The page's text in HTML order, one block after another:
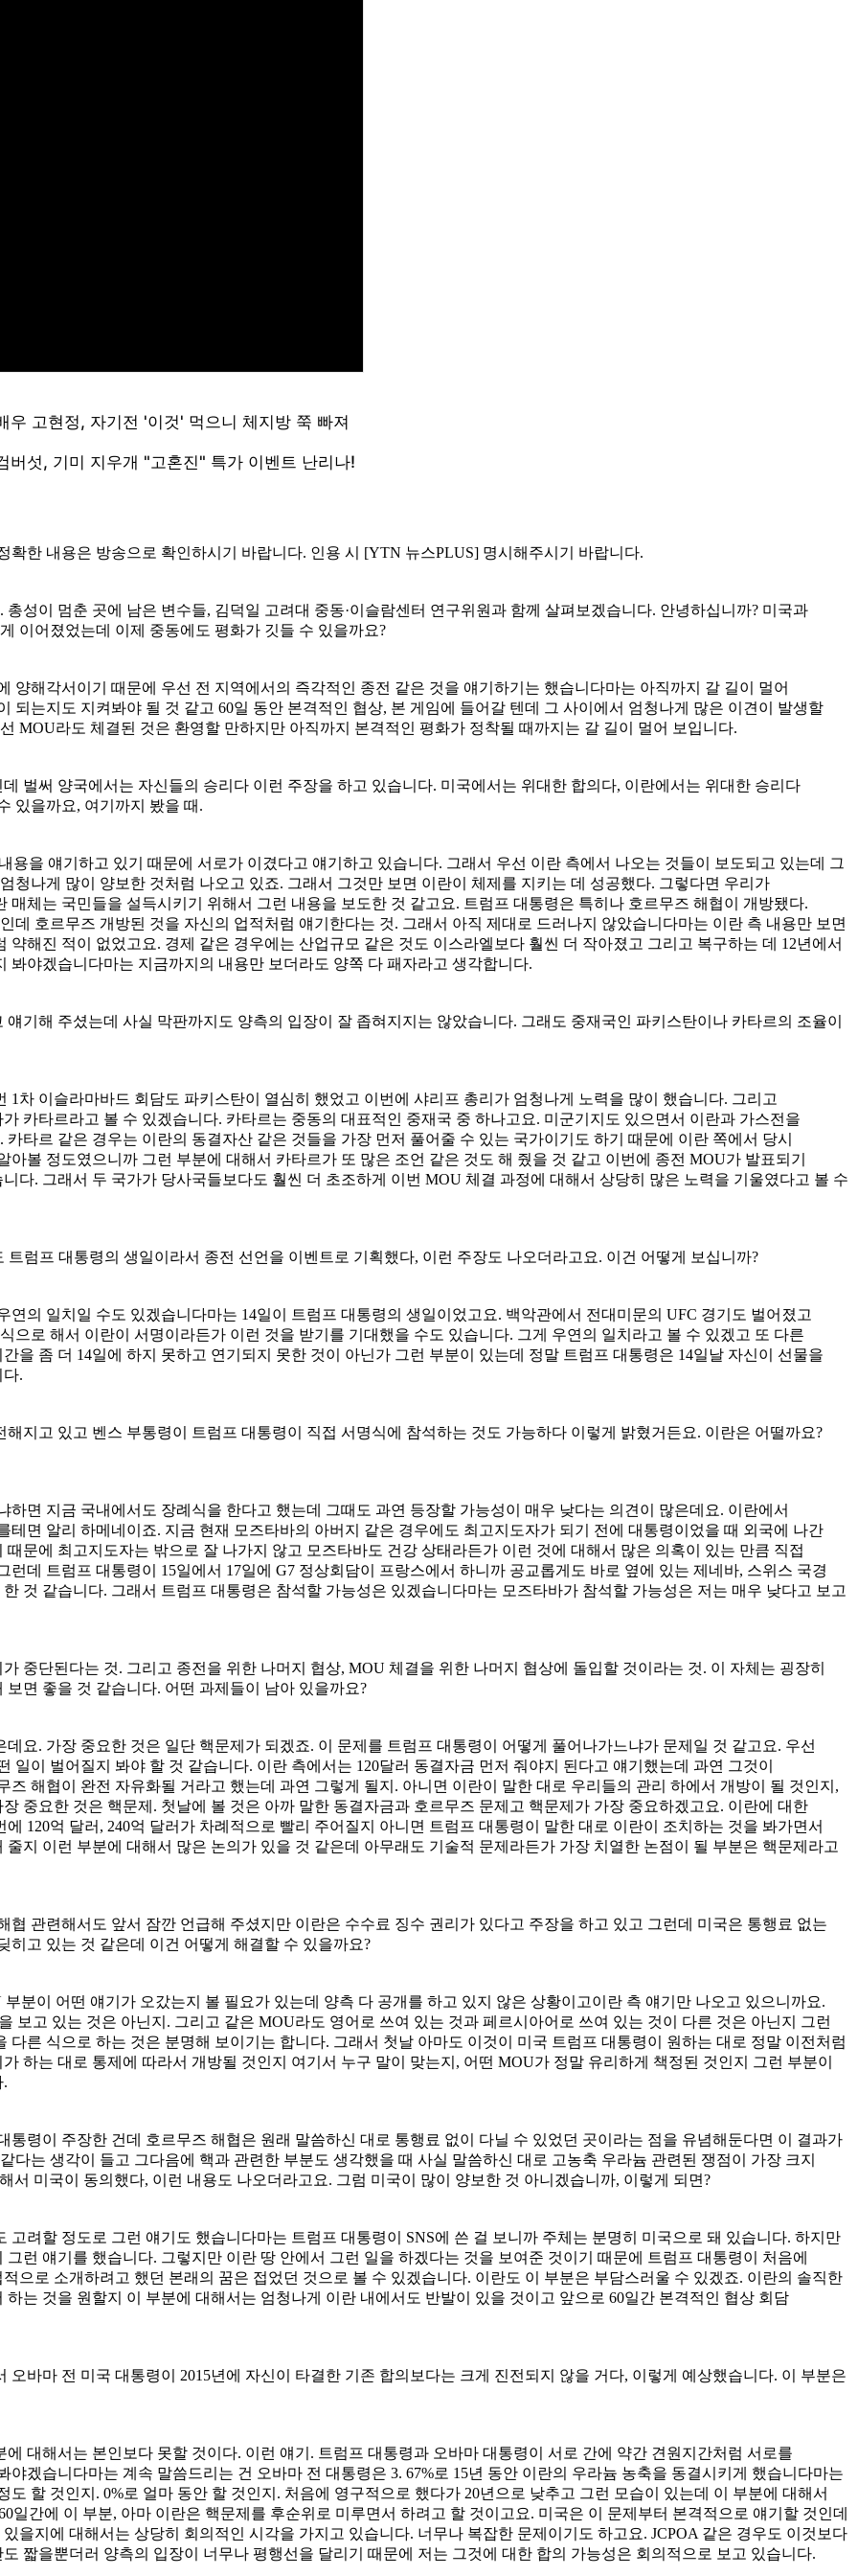
한 내용은 방송으로 확인하시기 바랍니다. 인용 시 [YTN 뉴스PLUS] 명시해주시기 바랍니다.
성이 멈춘 곳에 남은 변수들, 김덕일 고려대 중동·이슬람센터 연구위원과 함께 살펴보겠습니다. 안녕하십니까? 미국과
이어졌었는데 이제 중동에도 평화가 깃들 수 있을까요?
양해각서이기 때문에 우선 전 지역에서의 즉각적인 종전 같은 것을 얘기하기는 했습니다마는 아직까지 갈 길이 멀어
되는지도 지켜봐야 될 것 같고 60일 동안 본격적인 협상, 본 게임에 들어갈 텐데 그 사이에서 엄청나게 많은 이견이 발생할
MOU라도 체결된 것은 환영할 만하지만 아직까지 본격적인 평화가 정착될 때까지는 갈 길이 멀어 보입니다.
벌써 양국에서는 자신들의 승리다 이런 주장을 하고 있습니다. 미국에서는 위대한 합의다, 이란에서는 위대한 승리다
있을까요, 여기까지 봤을 때.
용을 얘기하고 있기 때문에 서로가 이겼다고 얘기하고 있습니다. 그래서 우선 이란 측에서 나오는 것들이 보도되고 있는데 그
청나게 많이 양보한 것처럼 나오고 있죠. 그래서 그것만 보면 이란이 체제를 지키는 데 성공했다. 그렇다면 우리가
체는 국민들을 설득시키기 위해서 그런 내용을 보도한 것 같고요. 트럼프 대통령은 특히나 호르무즈 해협이 개방됐다.
데 호르무즈 개방된 것을 자신의 업적처럼 얘기한다는 것. 그래서 아직 제대로 드러나지 않았습니다마는 이란 측 내용만 보면
해진 적이 없었고요. 경제 같은 경우에는 산업규모 같은 것도 이스라엘보다 훨씬 더 작아졌고 그리고 복구하는 데 12년에서
야겠습니다마는 지금까지의 내용만 보더라도 양쪽 다 패자라고 생각합니다.
기해 주셨는데 사실 막판까지도 양측의 입장이 잘 좁혀지지는 않았습니다. 그래도 중재국인 파키스탄이나 카타르의 조율이
차 이슬라마바드 회담도 파키스탄이 열심히 했었고 이번에 샤리프 총리가 엄청나게 노력을 많이 했습니다. 그리고
카타르라고 볼 수 있겠습니다. 카타르는 중동의 대표적인 중재국 중 하나고요. 미군기지도 있으면서 이란과 가스전을
타르 같은 경우는 이란의 동결자산 같은 것들을 가장 먼저 풀어줄 수 있는 국가이기도 하기 때문에 이란 쪽에서 당시
볼 정도였으니까 그런 부분에 대해서 카타르가 또 많은 조언 같은 것도 해 줬을 것 같고 이번에 종전 MOU가 발표되기
다. 그래서 두 국가가 당사국들보다도 훨씬 더 초조하게 이번 MOU 체결 과정에 대해서 상당히 많은 노력을 기울였다고 볼 수
럼프 대통령의 생일이라서 종전 선언을 이벤트로 기획했다, 이런 주장도 나오더라고요. 이건 어떻게 보십니까?
의 일치일 수도 있겠습니다마는 14일이 트럼프 대통령의 생일이었고요. 백악관에서 전대미문의 UFC 경기도 벌어졌고
으로 해서 이란이 서명이라든가 이런 것을 받기를 기대했을 수도 있습니다. 그게 우연의 일치라고 볼 수 있겠고 또 다른
을 좀 더 14일에 하지 못하고 연기되지 못한 것이 아닌가 그런 부분이 있는데 정말 트럼프 대통령은 14일날 자신이 선물을
.
지고 있고 벤스 부통령이 트럼프 대통령이 직접 서명식에 참석하는 것도 가능하다 이렇게 밝혔거든요. 이란은 어떨까요?
면 지금 국내에서도 장례식을 한다고 했는데 그때도 과연 등장할 가능성이 매우 낮다는 의견이 많은데요. 이란에서
면 알리 하메네이죠. 지금 현재 모즈타바의 아버지 같은 경우에도 최고지도자가 되기 전에 대통령이었을 때 외국에 나간
문에 최고지도자는 밖으로 잘 나가지 않고 모즈타바도 건강 상태라든가 이런 것에 대해서 많은 의혹이 있는 만큼 직접
데 트럼프 대통령이 15일에서 17일에 G7 정상회담이 프랑스에서 하니까 공교롭게도 바로 옆에 있는 제네바, 스위스 국경
것 같습니다. 그래서 트럼프 대통령은 참석할 가능성은 있겠습니다마는 모즈타바가 참석할 가능성은 저는 매우 낮다고 보고
중단된다는 것. 그리고 종전을 위한 나머지 협상, MOU 체결을 위한 나머지 협상에 돌입할 것이라는 것. 이 자체는 굉장히
면 좋을 것 같습니다. 어떤 과제들이 남아 있을까요?
요. 가장 중요한 것은 일단 핵문제가 되겠죠. 이 문제를 트럼프 대통령이 어떻게 풀어나가느냐가 문제일 것 같고요. 우선
이 벌어질지 봐야 할 것 같습니다. 이란 측에서는 120달러 동결자금 먼저 줘야지 된다고 얘기했는데 과연 그것이
해협이 완전 자유화될 거라고 했는데 과연 그렇게 될지. 아니면 이란이 말한 대로 우리들의 관리 하에서 개방이 될 것인지,
중요한 것은 핵문제. 첫날에 볼 것은 아까 말한 동결자금과 호르무즈 문제고 핵문제가 가장 중요하겠고요. 이란에 대한
120억 달러, 240억 달러가 차례적으로 빨리 주어질지 아니면 트럼프 대통령이 말한 대로 이란이 조치하는 것을 봐가면서
지 이런 부분에 대해서 많은 논의가 있을 것 같은데 아무래도 기술적 문제라든가 가장 치열한 논점이 될 부분은 핵문제라고
관련해서도 앞서 잠깐 언급해 주셨지만 이란은 수수료 징수 권리가 있다고 주장을 하고 있고 그런데 미국은 통행료 없는
고 있는 것 같은데 이건 어떻게 해결할 수 있을까요?
분이 어떤 얘기가 오갔는지 볼 필요가 있는데 양측 다 공개를 하고 있지 않은 상황이고이란 측 얘기만 나오고 있으니까요.
보고 있는 것은 아닌지. 그리고 같은 MOU라도 영어로 쓰여 있는 것과 페르시아어로 쓰여 있는 것이 다른 것은 아닌지 그런
른 식으로 하는 것은 분명해 보이기는 합니다. 그래서 첫날 아마도 이것이 미국 트럼프 대통령이 원하는 대로 정말 이전처럼
하는 대로 통제에 따라서 개방될 것인지 여기서 누구 말이 맞는지, 어떤 MOU가 정말 유리하게 책정된 것인지 그런 부분이
.
령이 주장한 건데 호르무즈 해협은 원래 말씀하신 대로 통행료 없이 다닐 수 있었던 곳이라는 점을 유념해둔다면 이 결과가
다는 생각이 들고 그다음에 핵과 관련한 부분도 생각했을 때 사실 말씀하신 대로 고농축 우라늄 관련된 쟁점이 가장 크지
서 미국이 동의했다, 이런 내용도 나오더라고요. 그럼 미국이 많이 양보한 것 아니겠습니까, 이렇게 되면?
려할 정도로 그런 얘기도 했습니다마는 트럼프 대통령이 SNS에 쓴 걸 보니까 주체는 분명히 미국으로 돼 있습니다. 하지만
런 얘기를 했습니다. 그렇지만 이란 땅 안에서 그런 일을 하겠다는 것을 보여준 것이기 때문에 트럼프 대통령이 처음에
으로 소개하려고 했던 본래의 꿈은 접었던 것으로 볼 수 있겠습니다. 이란도 이 부분은 부담스러울 수 있겠죠. 이란의 솔직한
는 것을 원할지 이 부분에 대해서는 엄청나게 이란 내에서도 반발이 있을 것이고 앞으로 60일간 본격적인 협상 회담
바마 전 미국 대통령이 2015년에 자신이 타결한 기존 합의보다는 크게 진전되지 않을 거다, 이렇게 예상했습니다. 이 부분은
대해서는 본인보다 못할 것이다. 이런 얘기. 트럼프 대통령과 오바마 대통령이 서로 간에 약간 견원지간처럼 서로를
겠습니다마는 계속 말씀드리는 건 오바마 전 대통령은 3. 67%로 15년 동안 이란의 우라늄 농축을 동결시키게 했습니다마는
할 것인지. 0%로 얼마 동안 할 것인지. 처음에 영구적으로 했다가 20년으로 낮추고 그런 모습이 있는데 이 부분에 대해서
간에 이 부분, 아마 이란은 핵문제를 후순위로 미루면서 하려고 할 것이고요. 미국은 이 문제부터 본격적으로 얘기할 것인데
을지에 대해서는 상당히 회의적인 시각을 가지고 있습니다. 너무나 복잡한 문제이기도 하고요. JCPOA 같은 경우도 이것보다
짧을뿐더러 양측의 입장이 너무나 평행선을 달리기 때문에 저는 그것에 대한 합의 가능성은 회의적으로 보고 있습니다.